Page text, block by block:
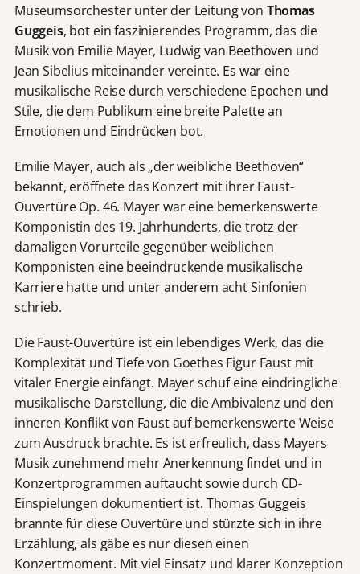
Museumsorchester unter der Leitung von Thomas
Guggeis, bot ein faszinierendes Programm, das die
Musik von Emilie Mayer, Ludwig van Beethoven und
Jean Sibelius miteinander vereinte. Es war eine
musikalische Reise durch verschiedene Epochen und
Stile, die dem Publikum eine breite Palette an
Emotionen und Eindrücken bot.
Emilie Mayer, auch als „der weibliche Beethoven“
bekannt, eröffnete das Konzert mit ihrer Faust-
Ouvertüre Op. 46. Mayer war eine bemerkenswerte
Komponistin des 19. Jahrhunderts, die trotz der
damaligen Vorurteile gegenüber weiblichen
Komponisten eine beeindruckende musikalische
Karriere hatte und unter anderem acht Sinfonien
schrieb.
Die Faust-Ouvertüre ist ein lebendiges Werk, das die
Komplexität und Tiefe von Goethes Figur Faust mit
vitaler Energie einfängt. Mayer schuf eine eindringliche
musikalische Darstellung, die die Ambivalenz und den
inneren Konflikt von Faust auf bemerkenswerte Weise
zum Ausdruck brachte. Es ist erfreulich, dass Mayers
Musik zunehmend mehr Anerkennung findet und in
Konzertprogrammen auftaucht sowie durch CD-
Einspielungen dokumentiert ist. Thomas Guggeis
brannte für diese Ouvertüre und stürzte sich in ihre
Erzählung, als gäbe es nur diesen einen
Konzertmoment. Mit viel Einsatz und klarer Konzeption